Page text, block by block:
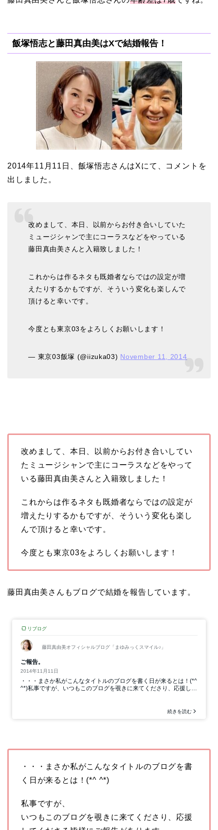
飯塚悟志と藤田真由美はXで結婚報告！
2014年11月11日、飯塚悟志さんはXにて、コメントを
出しました。
改めまして、本日、以前からお付き合いしていた
ミュージシャンで主にコーラスなどをやっている
藤田真由美さんと入籍致しました！
これからは作るネタも既婚者ならではの設定が増
えたりするかもですが、そういう変化も楽しんで
頂けると幸いです。
今度とも東京03をよろしくお願いします！
— 東京03飯塚 (@iizuka03) November 11, 2014
改めまして、本日、以前からお付き合いしてい
たミュージシャンで主にコーラスなどをやって
いる藤田真由美さんと入籍致しました！
これからは作るネタも既婚者ならではの設定が
増えたりするかもですが、そういう変化も楽し
んで頂けると幸いです。
今度とも東京03をよろしくお願いします！
藤田真由美さんもブログで結婚を報告しています。
・・・まさか私がこんなタイトルのブログを書
く日が来るとは！(*^ ^*)
私事ですが、
いつもこのブログを覗きに来てくださり、応援